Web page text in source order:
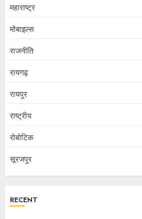
महाराष्ट्र
मोबाइल्स
राजनीति
रायगढ़
रायपुर
राष्ट्रीय
रोबोटिक
सूरजपुर
RECENT